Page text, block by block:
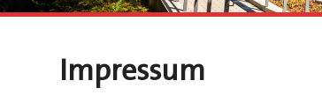
Impressum